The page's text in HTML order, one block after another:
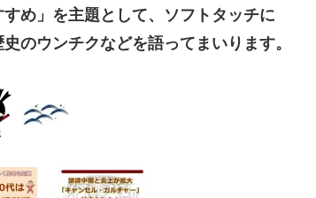
め」を主題として、ソフトタッチに
のウンチクなどを語ってまいります。